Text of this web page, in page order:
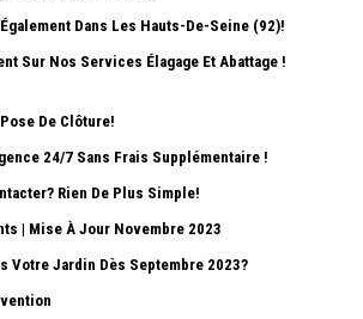
Dans Les Hauts-De-Seine (92)!
Sur Nos Services Élagage Et Abattage !
De Clôture!
24/7 Sans Frais Supplémentaire !
Rien De Plus Simple!
| Mise À Jour Novembre 2023
Votre Jardin Dès Septembre 2023?